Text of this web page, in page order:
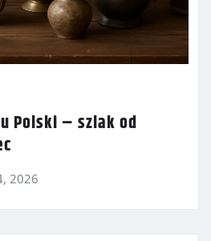
Polski – szlak od
2026